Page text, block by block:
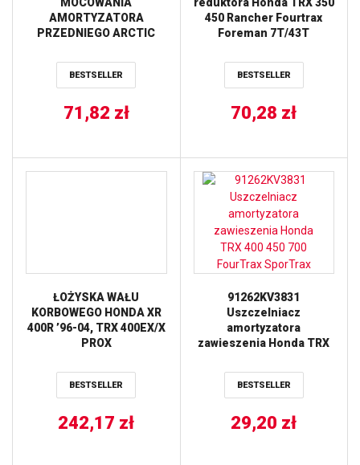
AMORTYZATORA
PRZEDNIEGO ARCTIC
HONDA TRX400EX ’08,
TRX400X ’09-’14,
’03-’06 ALL BALLS
BESTSELLER
71,82 zł
450 Rancher Fourtrax
Foreman 7T/43T
BESTSELLER
70,28 zł
ŁOŻYSKA WAŁU
KORBOWEGO HONDA XR
400R ’96-04, TRX 400EX/X
PROX
BESTSELLER
242,17 zł
91262KV3831
Uszczelniacz
amortyzatora
zawieszenia Honda TRX
SporTrax
BESTSELLER
29,20 zł